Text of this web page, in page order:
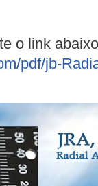
o link
pdf/jb-